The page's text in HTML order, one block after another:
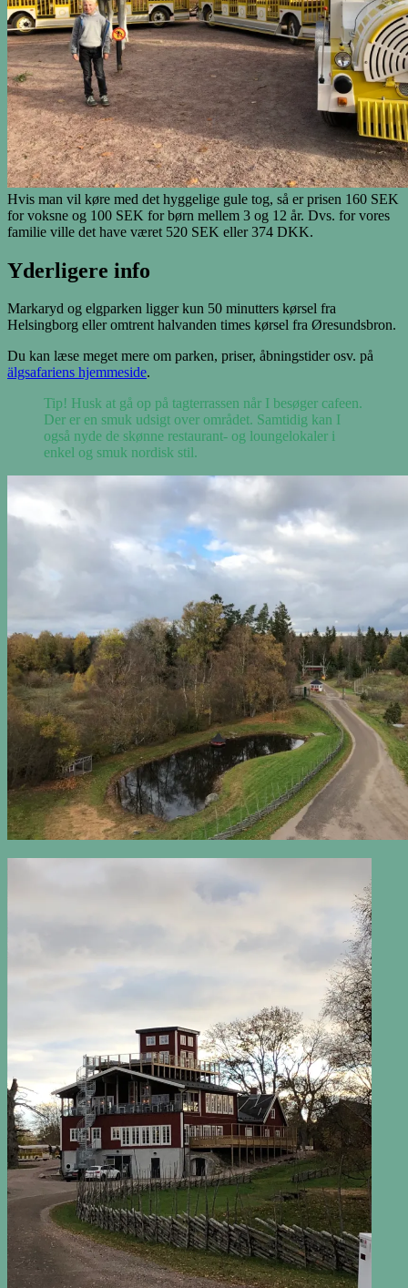
Hvis man vil køre med det hyggelige gule tog, så er prisen 160 SEK
for voksne og 100 SEK for børn mellem 3 og 12 år. Dvs. for vores
familie ville det have været 520 SEK eller 374 DKK.
Yderligere info
Markaryd og elgparken ligger kun 50 minutters kørsel fra
Helsingborg eller omtrent halvanden times kørsel fra Øresundsbron.
Du kan læse meget mere om parken, priser, åbningstider osv. på
älgsafariens hjemmeside.
Tip! Husk at gå op på tagterrassen når I besøger cafeen.
Der er en smuk udsigt over området. Samtidig kan I
også nyde de skønne restaurant- og loungelokaler i
enkel og smuk nordisk stil.